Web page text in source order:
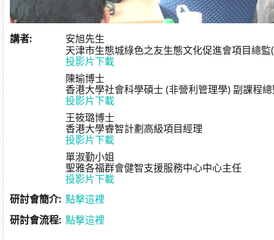
講者:
安旭先生
天津市生態城綠色之友生態文化促進會項目總
投影片下載
陳瑜博士
香港大學社會科學碩士 (非營利管理學) 副課程
投影片下載
王筱璐博士
香港大學睿智計劃高級項目經理
投影片下載
單淑勤小姐
聖雅各福群會健智支援服務中心中心主任
投影片下載
研討會簡介: 點撃這裡
研討會流程: 點撃這裡